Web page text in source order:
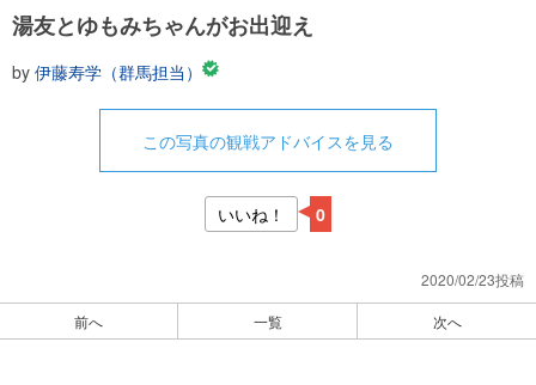
湯友とゆもみちゃんがお出迎え
by 伊藤寿学（群馬担当）
この写真の観戦アドバイスを見る
いいね！ 0
2020/02/23投稿
前へ 一覧 次へ